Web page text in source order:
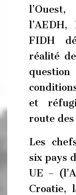
FIDH
réalité
question
et
route des
Les
six pays
UE –
Croatie,